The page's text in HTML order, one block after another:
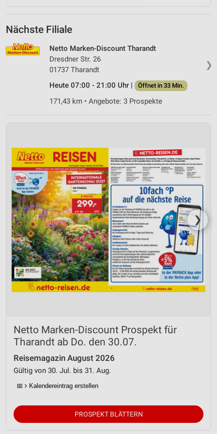
Nächste Filiale
❯
Netto Marken-Discount Tharandt
Dresdner Str. 26
01737 Tharandt
Heute 07:00 - 21:00 Uhr |
Öffnet in 33 Min.
171,43 km • Angebote: 3 Prospekte
❯
Netto Marken-Discount Prospekt für
Tharandt ab Do. den 30.07.
Reisemagazin August 2026
Gültig von 30. Jul. bis 31. Aug.
📅 Kalendereintrag erstellen
PROSPEKT BLÄTTERN